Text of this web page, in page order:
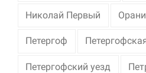
Николай Первый
Петергоф
Петергофский уезд